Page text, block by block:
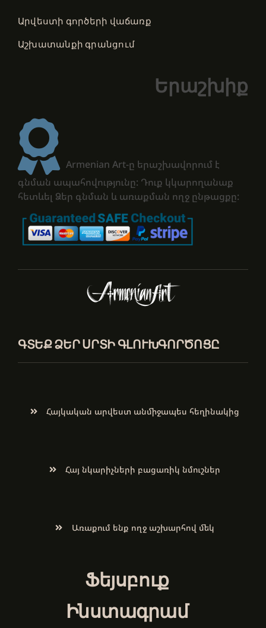
Արվեստի գործերի վաճառք
Աշխատանքի գրանցում
Երաշխիք
Armenian Art-ը երաշխավորում է
գնման ապահովությունը: Դուք կկարողանաք
հետևել Ձեր գնման և առաքման ողջ ընթացքը:
ԳՏԵՔ ՁԵՐ ՍՐՏԻ ԳԼՈՒԽԳՈՐԾՈՑԸ
Հայկական արվեստ անմիջապես հեղինակից
Հայ նկարիչների բացառիկ նմուշներ
Առաքում ենք ողջ աշխարհով մեկ
Ֆեյսբուք
Ինստագրամ